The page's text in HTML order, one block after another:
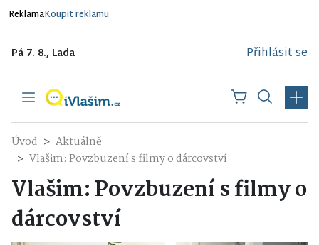
ReklamaKoupit reklamu
Pá 7. 8., Lada Přihlásit se
Úvod
Aktuálně
Vlašim: Povzbuzení s filmy o dárcovství
Vlašim: Povzbuzení s filmy o
dárcovství